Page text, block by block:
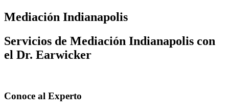
Mediación Indianapolis
Servicios de Mediación Indianapolis con
el Dr. Earwicker
Conoce al Experto